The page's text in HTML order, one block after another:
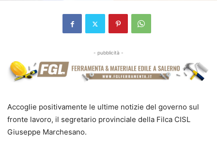
- pubblicità -
Accoglie positivamente le ultime notizie del governo sul
fronte lavoro, il segretario provinciale della Filca CISL
Giuseppe Marchesano.